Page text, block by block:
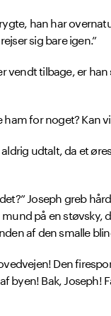
han har
sig bare igen.”
vendt tilbage, er
ham for noget? Kan
udtalt, da et
Joseph greb
på en støvsky,
af den smalle
Den
byen! Bak, Joseph!